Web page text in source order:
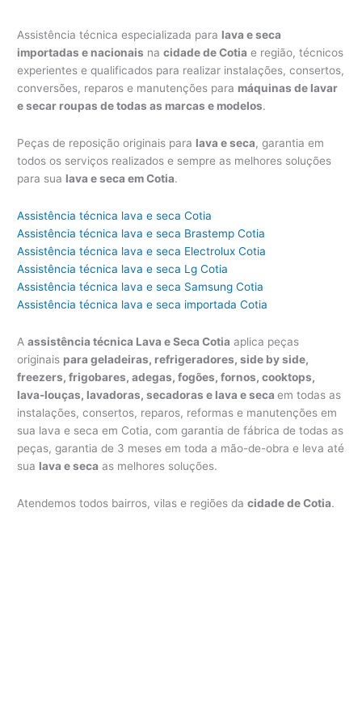
Assistência técnica especializada para lava e seca
importadas e nacionais nacidade de Cotia e região, técnicos
experientes e qualificados para realizar instalações, consertos,
conversões, reparos e manutenções para máquinas de lavar
e secar roupas de todas as marcas e modelos.
Peças de reposição originais para lava e seca, garantia em
todos os serviços realizados e sempre as melhores soluções
para sua lava e seca em Cotia.
Assistência técnica lava e seca Cotia
Assistência técnica lava e seca Brastemp Cotia
Assistência técnica lava e seca Electrolux Cotia
Assistência técnica lava e seca Lg Cotia
Assistência técnica lava e seca Samsung Cotia
Assistência técnica lava e seca importada Cotia
Aassistência técnica Lava e Seca Cotia aplica peças
originais para geladeiras, refrigeradores, side by side,
freezers, frigobares, adegas, fogões, fornos, cooktops,
lava-louças, lavadoras, secadoras e lava e secaem todas as
instalações, consertos, reparos, reformas e manutenções em
sua lava e seca em Cotia, com garantia de fábrica de todas as
peças, garantia de 3 meses em toda a mão-de-obra e leva até
sua lava e seca as melhores soluções.
Atendemos todos bairros, vilas e regiões dacidade de Cotia.